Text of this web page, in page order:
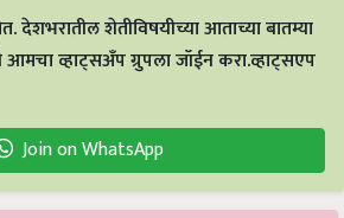
देशभरातील शेतीविषयीच्या आताच्या बातम्या
आमचा व्हाट्सअँप ग्रुपला जॉईन करा.व्हाट्सएप
Join on WhatsApp